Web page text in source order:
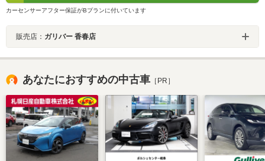
カーセンサーアフター保証がBプランに付いています
販売店： ガリバー 香春店
あなたにおすすめの中古車 ［PR］